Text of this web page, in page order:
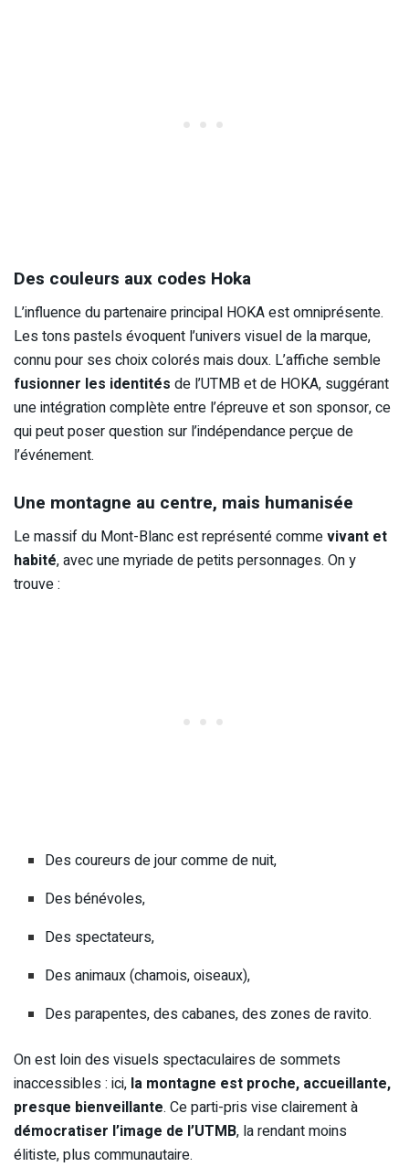
Des couleurs aux codes Hoka
L’influence du partenaire principal HOKA est omniprésente.
Les tons pastels évoquent l’univers visuel de la marque,
connu pour ses choix colorés mais doux. L’affiche semble
fusionner les identités de l’UTMB et de HOKA, suggérant
une intégration complète entre l’épreuve et son sponsor, ce
qui peut poser question sur l’indépendance perçue de
l’événement.
Une montagne au centre, mais humanisée
Le massif du Mont-Blanc est représenté commevivant et
habité, avec une myriade de petits personnages. On y
trouve :
Des coureurs de jour comme de nuit,
Des bénévoles,
Des spectateurs,
Des animaux (chamois, oiseaux),
Des parapentes, des cabanes, des zones de ravito.
On est loin des visuels spectaculaires de sommets
inaccessibles : ici, la montagne est proche, accueillante,
presque bienveillante. Ce parti-pris vise clairement à
démocratiser l’image de l’UTMB, la rendant moins
élitiste, plus communautaire.